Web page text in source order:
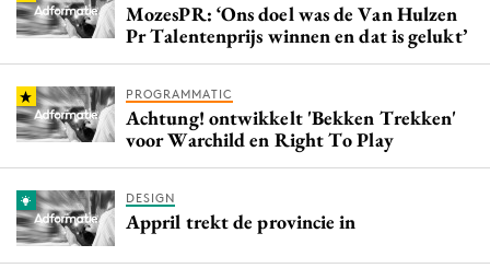
MozesPR: ‘Ons doel was de Van Hulzen
Pr Talentenprijs winnen en dat is gelukt’
PROGRAMMATIC
Achtung! ontwikkelt 'Bekken Trekken'
voor Warchild en Right To Play
DESIGN
Appril trekt de provincie in